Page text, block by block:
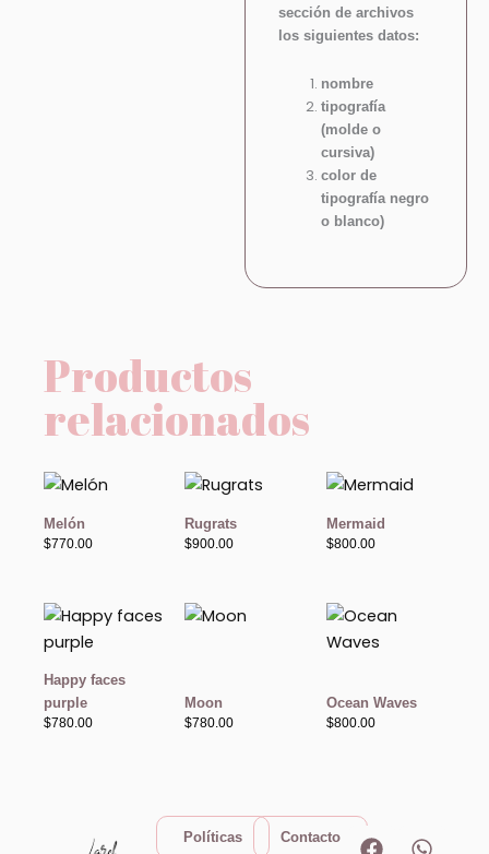
sección de archivos
los siguientes datos:
nombre
tipografía
(molde o
cursiva)
color de
tipografía negro
o blanco)
Productos
relacionados
Melón
$770.00
Rugrats
$900.00
Mermaid
$800.00
Happy faces
purple
$780.00
Moon
$780.00
Ocean Waves
$800.00
Políticas
Contacto
F W
I T